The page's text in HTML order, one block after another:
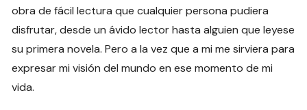
obra de fácil lectura que cualquier persona pudiera
disfrutar, desde un ávido lector hasta alguien que leyese
su primera novela. Pero a la vez que a mi me sirviera para
expresar mi visión del mundo en ese momento de mi
vida.